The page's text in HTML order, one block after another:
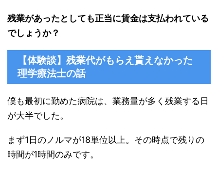
残業があったとしても正当に賃金は支払われている
でしょうか？
【体験談】残業代がもらえ貰えなかった
理学療法士の話
僕も最初に勤めた病院は、業務量が多く残業する日
が大半でした。
まず1日のノルマが18単位以上。その時点で残りの
時間が1時間のみです。